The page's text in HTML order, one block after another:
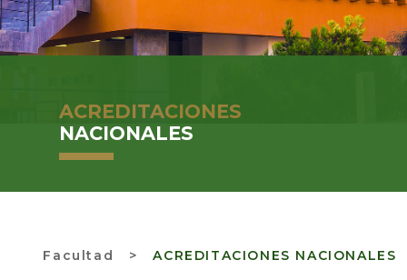
ACREDITACIONES
NACIONALES
Facultad >ACREDITACIONES NACIONALES